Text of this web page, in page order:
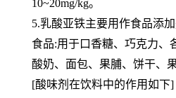
10~20mg/kg。
5.乳酸亚铁主要用作食品添
食品:用于口香糖、巧克力、
酸奶、面包、果脯、饼干、
[酸味剂在饮料中的作用如下]